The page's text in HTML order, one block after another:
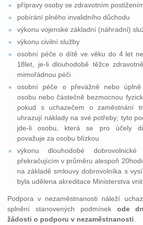
přípravy osoby se zdravotním
pobírání plného invalidního důchodu
výkonu vojenské základní (náhradní)
výkonu civilní služby
osobní péče o dítě ve věku do 4 let
18let, je-li dlouhodobě těžce
mimořádnou péči
osobní péče o převážně nebo úplně
osobu nebo částečně bezmocnou
pokud s uchazečem o zaměstnání
uhrazují náklady na své potřeby; tyto
jde-li osobu, která se pro účely
považuje za osobu blízkou
výkonu dlouhodobé
překračujícím v průměru alespoň
na základě smlouvy dobrovolníka s
byla udělena akreditace Ministerstva
Podpora v nezaměstnanosti náleží
splnění stanovených podmínek ode
žádosti o podporu v nezaměstnanosti